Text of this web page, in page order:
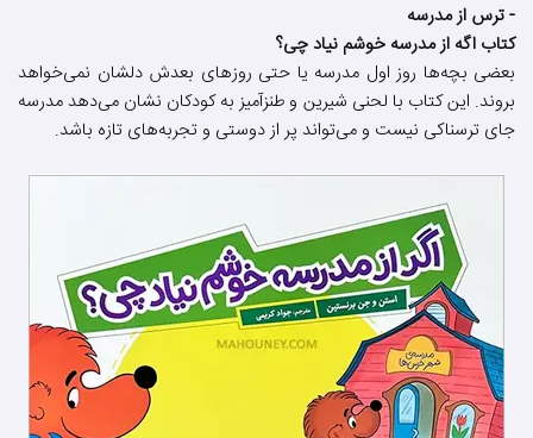
- ترس از مدرسه
کتاب اگه از مدرسه خوشم نیاد چی؟
بعضی بچه‌ها روز اول مدرسه یا حتی روزهای بعدش دلشان نمی‌خواهد
بروند. این کتاب با لحنی شیرین و طنزآمیز به کودکان نشان می‌دهد مدرسه
جای ترسناکی نیست و می‌تواند پر از دوستی و تجربه‌های تازه باشد.